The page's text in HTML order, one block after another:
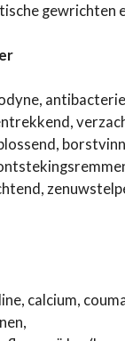
gewrichten
calcium,